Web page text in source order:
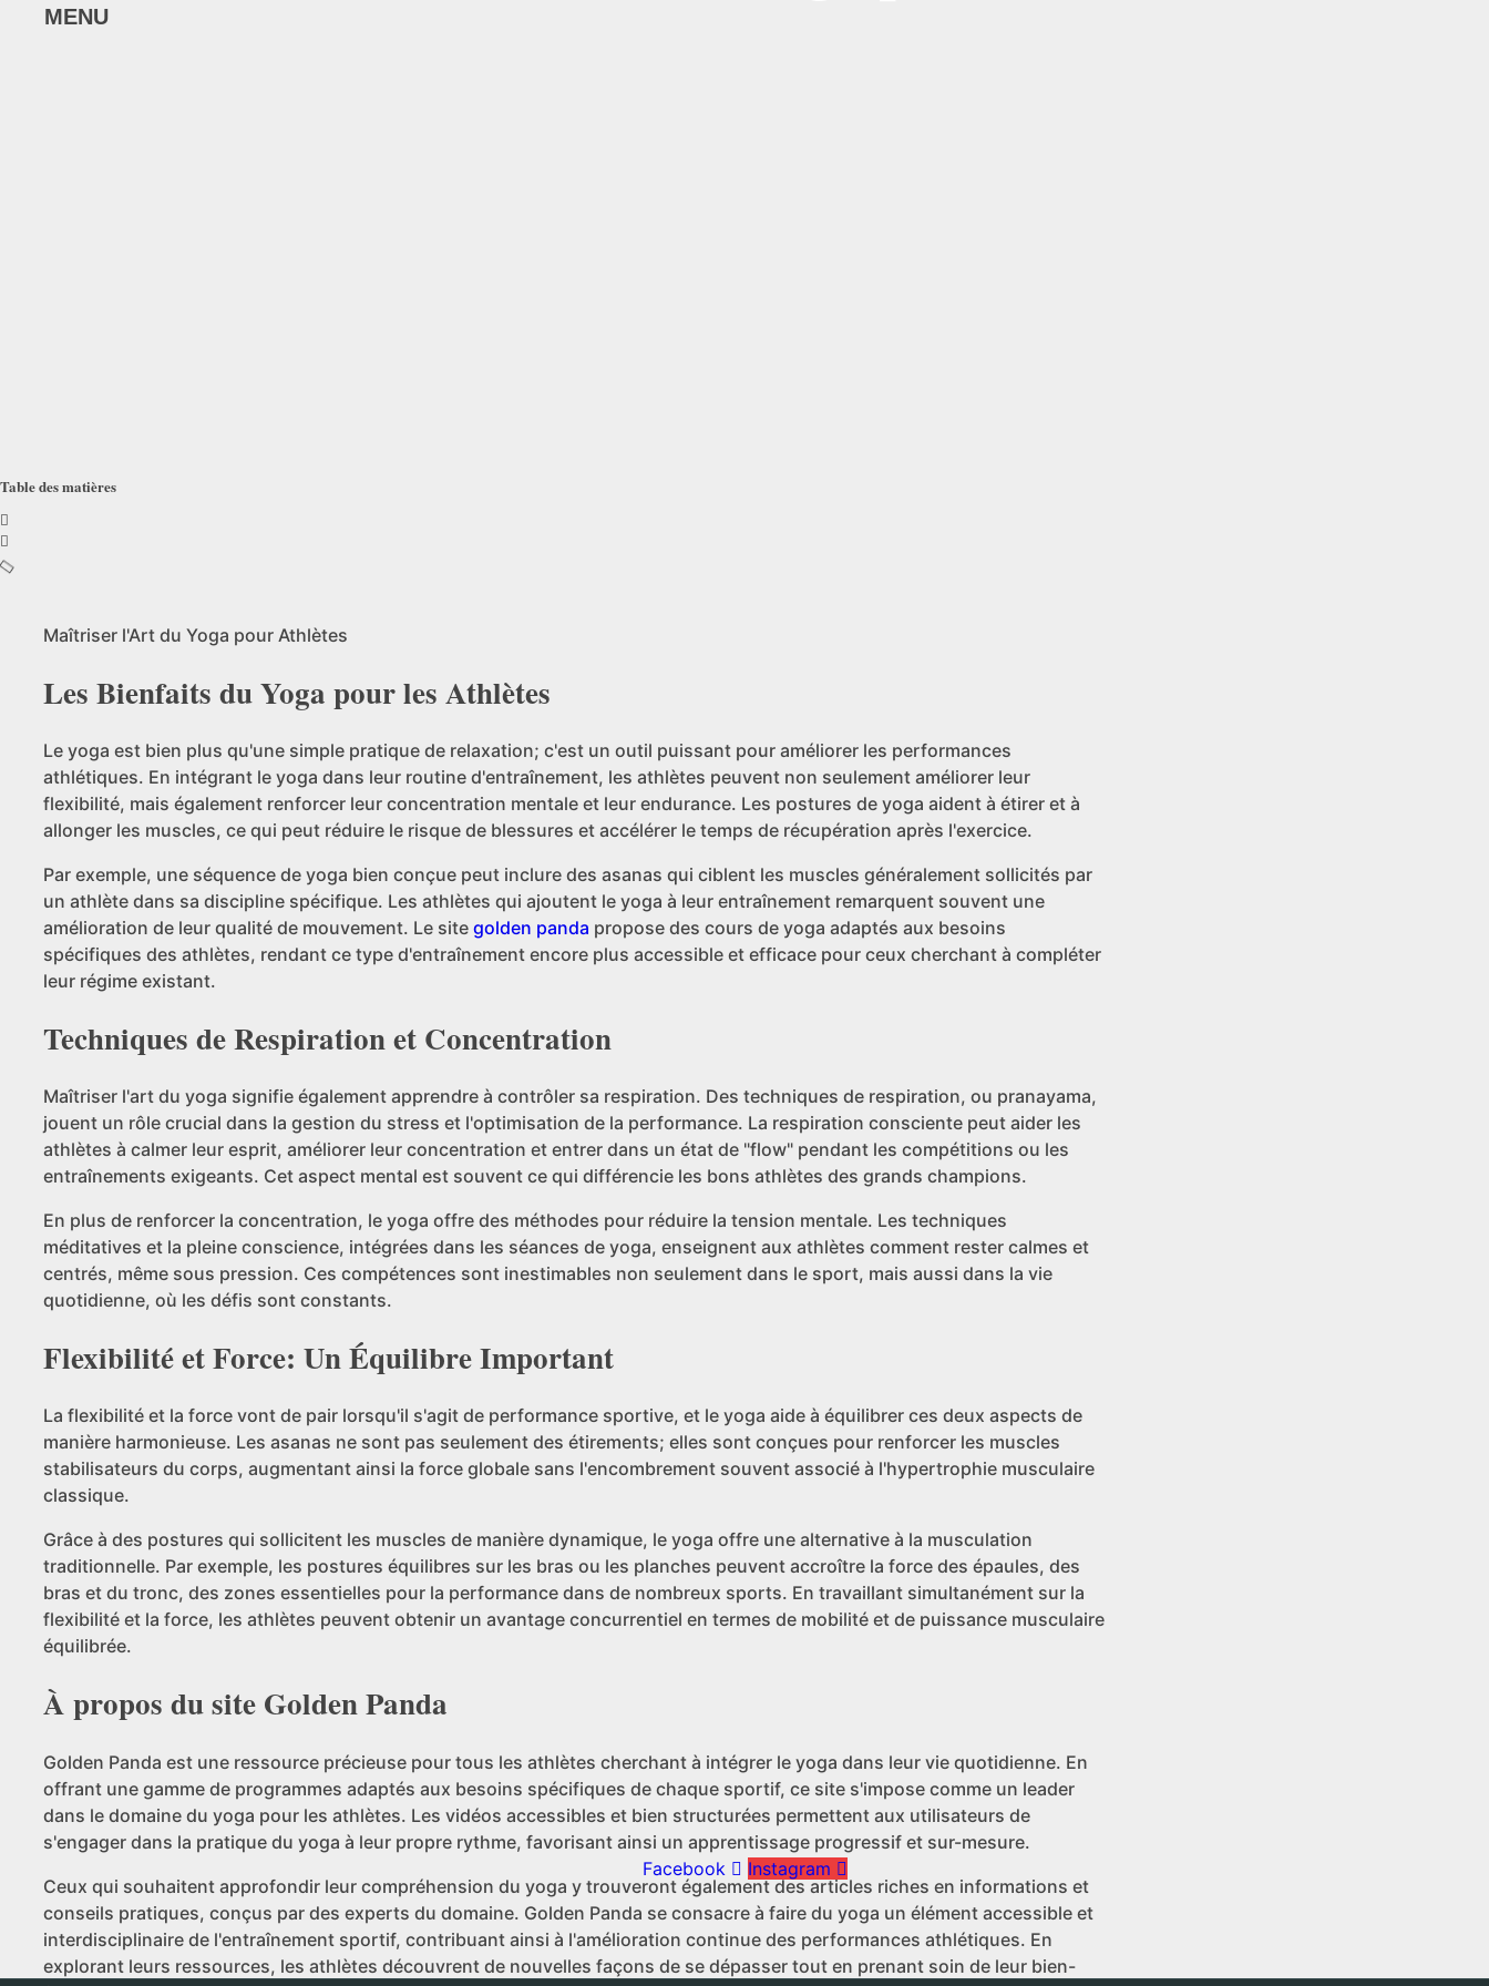
MENU
Table des matières
Maîtriser l'Art du Yoga pour Athlètes
Les Bienfaits du Yoga pour les Athlètes
Le yoga est bien plus qu'une simple pratique de relaxation; c'est un outil puissant pour améliorer les performances
athlétiques. En intégrant le yoga dans leur routine d'entraînement, les athlètes peuvent non seulement améliorer leur
flexibilité, mais également renforcer leur concentration mentale et leur endurance. Les postures de yoga aident à étirer et à
allonger les muscles, ce qui peut réduire le risque de blessures et accélérer le temps de récupération après l'exercice.
Par exemple, une séquence de yoga bien conçue peut inclure des asanas qui ciblent les muscles généralement sollicités par
un athlète dans sa discipline spécifique. Les athlètes qui ajoutent le yoga à leur entraînement remarquent souvent une
amélioration de leur qualité de mouvement. Le site golden panda propose des cours de yoga adaptés aux besoins
spécifiques des athlètes, rendant ce type d'entraînement encore plus accessible et efficace pour ceux cherchant à compléter
leur régime existant.
Techniques de Respiration et Concentration
Maîtriser l'art du yoga signifie également apprendre à contrôler sa respiration. Des techniques de respiration, ou pranayama,
jouent un rôle crucial dans la gestion du stress et l'optimisation de la performance. La respiration consciente peut aider les
athlètes à calmer leur esprit, améliorer leur concentration et entrer dans un état de "flow" pendant les compétitions ou les
entraînements exigeants. Cet aspect mental est souvent ce qui différencie les bons athlètes des grands champions.
En plus de renforcer la concentration, le yoga offre des méthodes pour réduire la tension mentale. Les techniques
méditatives et la pleine conscience, intégrées dans les séances de yoga, enseignent aux athlètes comment rester calmes et
centrés, même sous pression. Ces compétences sont inestimables non seulement dans le sport, mais aussi dans la vie
quotidienne, où les défis sont constants.
Flexibilité et Force: Un Équilibre Important
La flexibilité et la force vont de pair lorsqu'il s'agit de performance sportive, et le yoga aide à équilibrer ces deux aspects de
manière harmonieuse. Les asanas ne sont pas seulement des étirements; elles sont conçues pour renforcer les muscles
stabilisateurs du corps, augmentant ainsi la force globale sans l'encombrement souvent associé à l'hypertrophie musculaire
classique.
Grâce à des postures qui sollicitent les muscles de manière dynamique, le yoga offre une alternative à la musculation
traditionnelle. Par exemple, les postures équilibres sur les bras ou les planches peuvent accroître la force des épaules, des
bras et du tronc, des zones essentielles pour la performance dans de nombreux sports. En travaillant simultanément sur la
flexibilité et la force, les athlètes peuvent obtenir un avantage concurrentiel en termes de mobilité et de puissance musculaire
équilibrée.
À propos du site Golden Panda
Golden Panda est une ressource précieuse pour tous les athlètes cherchant à intégrer le yoga dans leur vie quotidienne. En
offrant une gamme de programmes adaptés aux besoins spécifiques de chaque sportif, ce site s'impose comme un leader
dans le domaine du yoga pour les athlètes. Les vidéos accessibles et bien structurées permettent aux utilisateurs de
s'engager dans la pratique du yoga à leur propre rythme, favorisant ainsi un apprentissage progressif et sur-mesure.
Ceux qui souhaitent approfondir leur compréhension du yoga y trouveront également des articles riches en informations et
conseils pratiques, conçus par des experts du domaine. Golden Panda se consacre à faire du yoga un élément accessible et
interdisciplinaire de l'entraînement sportif, contribuant ainsi à l'amélioration continue des performances athlétiques. En
explorant leurs ressources, les athlètes découvrent de nouvelles façons de se dépasser tout en prenant soin de leur bien-
Facebook Instagram